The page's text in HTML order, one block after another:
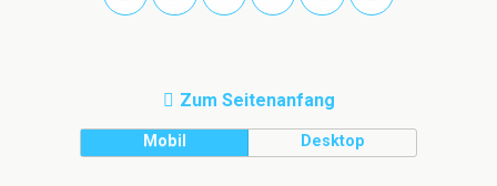
Zum Seitenanfang
Mobil Desktop